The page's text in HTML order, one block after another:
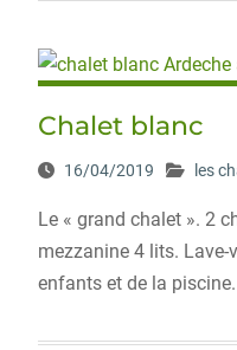
Chalet blanc
16/04/2019 les
Le « grand chalet ». 2
mezzanine 4 lits. Lave-
enfants et de la piscine.